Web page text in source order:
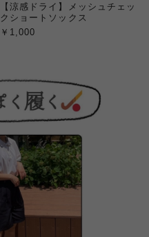
【涼感ドライ】メッシュチェッ
クショートソックス
￥1,000